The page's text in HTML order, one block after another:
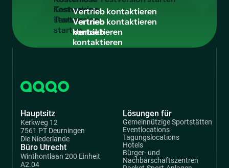
Testversion
starten
Vertrieb kontaktieren
Vertrieb
kontaktieren
Hauptsitz
Kerkweg 12
7561 PT Deurningen
Die Niederlande
Büro Utrecht
Winthontlaan 200 Einheit
A2.04
Lösungen für
Gemeinnützige Sportstätten
Eventlocations
Tagungslocations
Hotels
Bürger- und
Nachbarschaftszentren